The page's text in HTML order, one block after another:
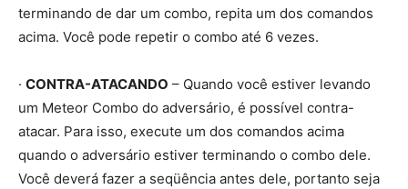
terminando de dar um combo, repita um dos comandos
acima. Você pode repetir o combo até 6 vezes.
· CONTRA-ATACANDO – Quando você estiver levando
um Meteor Combo do adversário, é possível contra-
atacar. Para isso, execute um dos comandos acima
quando o adversário estiver terminando o combo dele.
Você deverá fazer a seqüência antes dele, portanto seja